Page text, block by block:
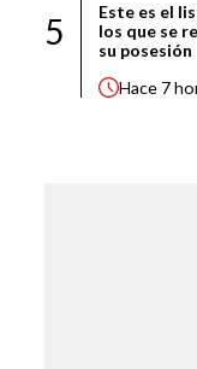
5
Este es el
los que se
su posesión
Hace 7